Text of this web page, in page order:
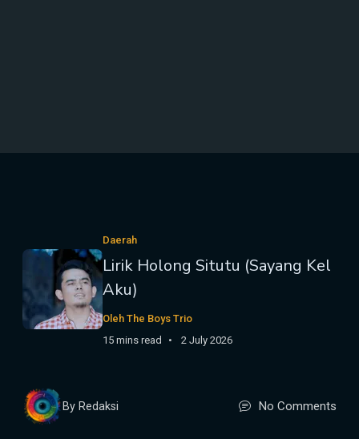
Daerah
Lirik Holong Situtu (Sayang Kel
Aku)
Oleh The Boys Trio
15 mins read
2 July 2026
By Redaksi No Comments